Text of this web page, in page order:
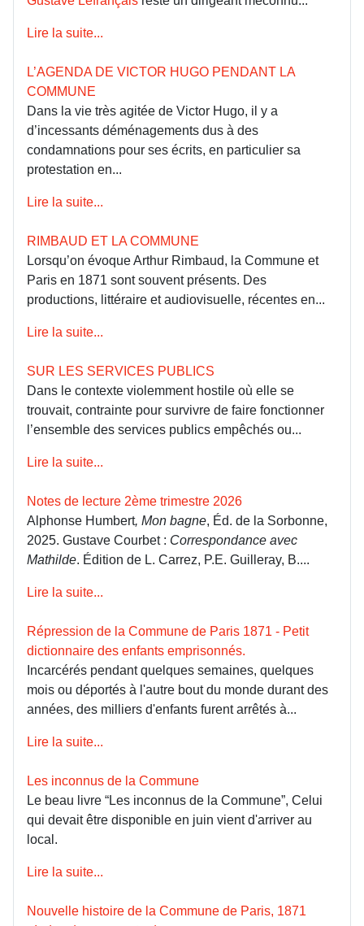
Lire la suite...
L’AGENDA DE VICTOR HUGO PENDANT LA
COMMUNE
Dans la vie très agitée de Victor Hugo, il y a
d’incessants déménagements dus à des
condamnations pour ses écrits, en particulier sa
protestation en...
Lire la suite...
RIMBAUD ET LA COMMUNE
Lorsqu’on évoque Arthur Rimbaud, la Commune et
Paris en 1871 sont souvent présents. Des
productions, littéraire et audiovisuelle, récentes en...
Lire la suite...
SUR LES SERVICES PUBLICS
Dans le contexte violemment hostile où elle se
trouvait, contrainte pour survivre de faire fonctionner
l’ensemble des services publics empêchés ou...
Lire la suite...
Notes de lecture 2ème trimestre 2026
Alphonse Humbert, Mon bagne, Éd. de la Sorbonne,
2025. Gustave Courbet : Correspondance avec
Mathilde. Édition de L. Carrez, P.E. Guilleray, B....
Lire la suite...
Répression de la Commune de Paris 1871 - Petit
dictionnaire des enfants emprisonnés.
Incarcérés pendant quelques semaines, quelques
mois ou déportés à l'autre bout du monde durant des
années, des milliers d'enfants furent arrêtés à...
Lire la suite...
Les inconnus de la Commune
Le beau livre “Les inconnus de la Commune”, Celui
qui devait être disponible en juin vient d'arriver au
local.
Lire la suite...
Nouvelle histoire de la Commune de Paris, 1871